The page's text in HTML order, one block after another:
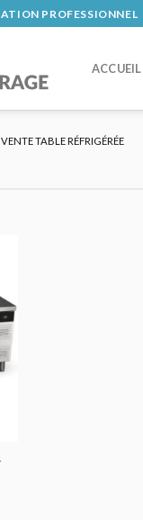
PROFESSIONNEL
ACCUEIL
VENTE TABLE RÉFRIGÉRÉE